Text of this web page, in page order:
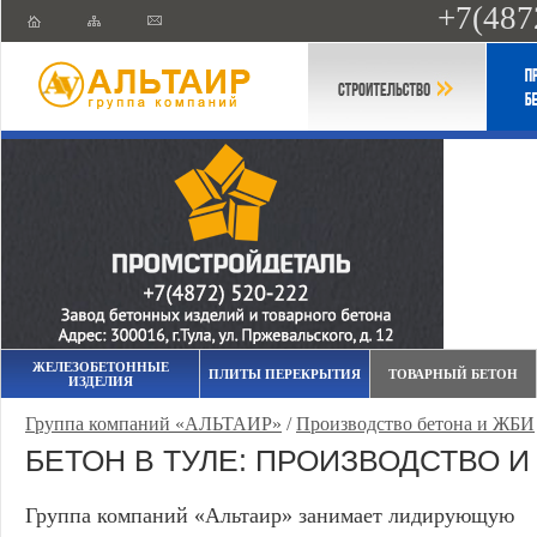
ЖЕЛЕЗОБЕТОННЫЕ
ИЗДЕЛИЯ
ПЛИТЫ ПЕРЕКРЫТИЯ ТОВАРНЫЙ БЕТОН
Группа компаний «АЛЬТАИР» /Производство бетона и ЖБИ
БЕТОН В ТУЛЕ: ПРОИЗВОДСТВО
Группа компаний «Альтаир» занимает лидирующую